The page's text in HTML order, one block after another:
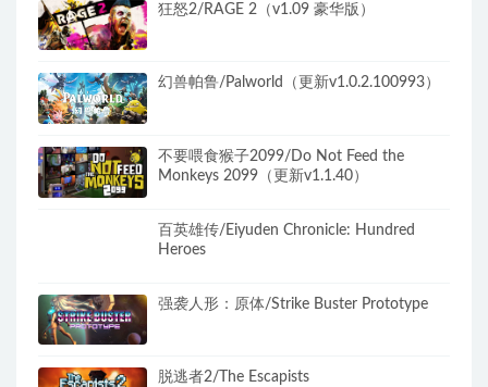
狂怒2/RAGE 2（v1.09 豪华版）
幻兽帕鲁/Palworld（更新v1.0.2.100993）
不要喂食猴子2099/Do Not Feed the
Monkeys 2099（更新v1.1.40）
百英雄传/Eiyuden Chronicle: Hundred
Heroes
强袭人形：原体/Strike Buster Prototype
脱逃者2/The Escapists